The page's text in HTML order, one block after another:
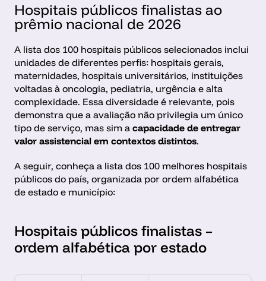
Hospitais públicos finalistas ao
prêmio nacional de 2026
A lista dos 100 hospitais públicos selecionados inclui
unidades de diferentes perfis: hospitais gerais,
maternidades, hospitais universitários, instituições
voltadas à oncologia, pediatria, urgência e alta
complexidade. Essa diversidade é relevante, pois
demonstra que a avaliação não privilegia um único
tipo de serviço, mas sim a capacidade de entregar
valor assistencial em contextos distintos.
A seguir, conheça a lista dos 100 melhores hospitais
públicos do país, organizada por ordem alfabética
de estado e município:
Hospitais públicos finalistas –
ordem alfabética por estado